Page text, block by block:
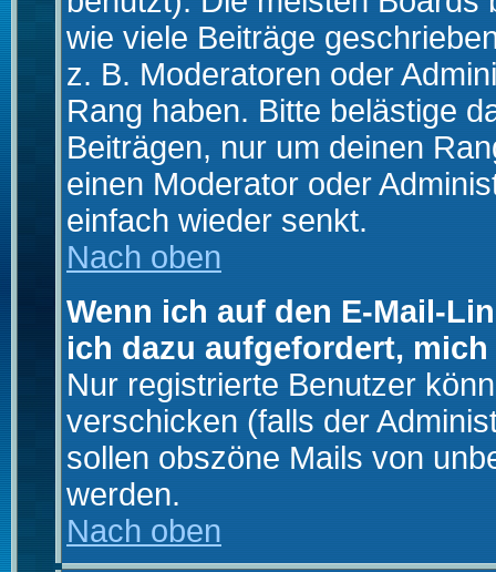
wie viele Beiträge
z. B. Moderatoren oder
Rang haben. Bitte belästige
Beiträgen, nur um deinen
einen Moderator oder
einfach wieder senkt.
Nach oben
Wenn ich auf den E-Mail-
ich dazu aufgefordert,
Nur registrierte Benutzer
verschicken (falls der
sollen obszöne Mails von
werden.
Nach oben